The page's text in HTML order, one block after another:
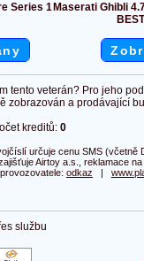
Series 1 Maserati Ghibli
tento veterán? Pro jeho
zobrazován a prodávající
kreditů: 0
určuje cenu SMS (včetně
Airtoy a.s., reklamace
odkaz |
službu